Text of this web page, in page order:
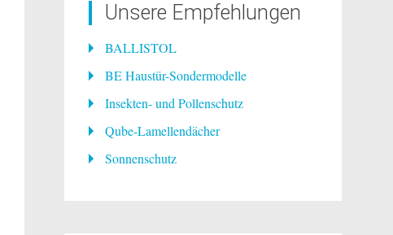
Unsere Empfehlungen
BALLISTOL
BE Haustür-Sondermodelle
Insekten- und Pollenschutz
Qube-Lamellendächer
Sonnenschutz